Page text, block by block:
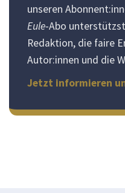
unseren
Eule-Abo
Redaktion, die faire
Autor:innen und die
Jetzt informieren